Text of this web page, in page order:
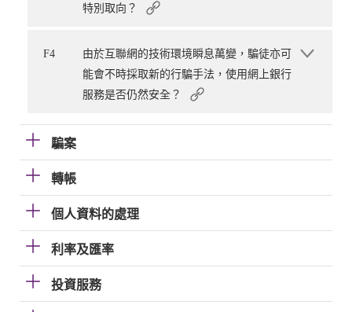
特別取向？
F4
由於互聯網的技術環境瞬息萬變，騙徒亦可
能會不時採取新的行騙手法，使用網上銀行
服務是否仍然安全？
騙案
轉帳
個人資料的處理
利率及匯率
投資服務